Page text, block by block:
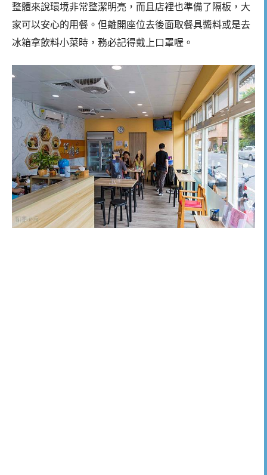
整體來說環境非常整潔明亮，而且店裡也準備了隔板，大
家可以安心的用餐。但離開座位去後面取餐具醬料或是去
冰箱拿飲料小菜時，務必記得戴上口罩喔。